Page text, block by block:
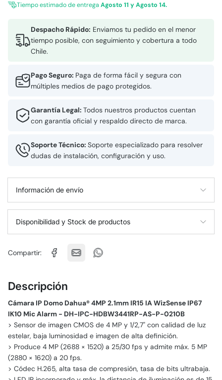
Tiempo estimado de entrega Agosto 11 y Agosto 14.
Despacho Rápido: Enviamos tu pedido en el menor
tiempo posible, con seguimiento y cobertura a todo
Chile.
Pago Seguro: Paga de forma fácil y segura con
múltiples medios de pago protegidos.
Garantía Legal: Todos nuestros productos cuentan
con garantía oficial y respaldo directo de marca.
Soporte Técnico: Soporte especializado para resolver
dudas de instalación, configuración y uso.
Información de envío
Disponibilidad y Stock de productos
Compartir:
Descripción
Cámara IP Domo Dahua® 4MP 2.1mm IR15 IA WizSense IP67
IK10 Mic Alarm - DH-IPC-HDBW3441RP-AS-P-0210B
> Sensor de imagen CMOS de 4 MP y 1/2,7" con calidad de luz
estelar, baja luminosidad e imagen de alta definición.
> Produce 4 MP (2688 × 1520) a 25/30 fps y admite máx. 5 MP
(2880 × 1620) a 20 fps.
> Códec H.265, alta tasa de compresión, tasa de bits ultrabaja.